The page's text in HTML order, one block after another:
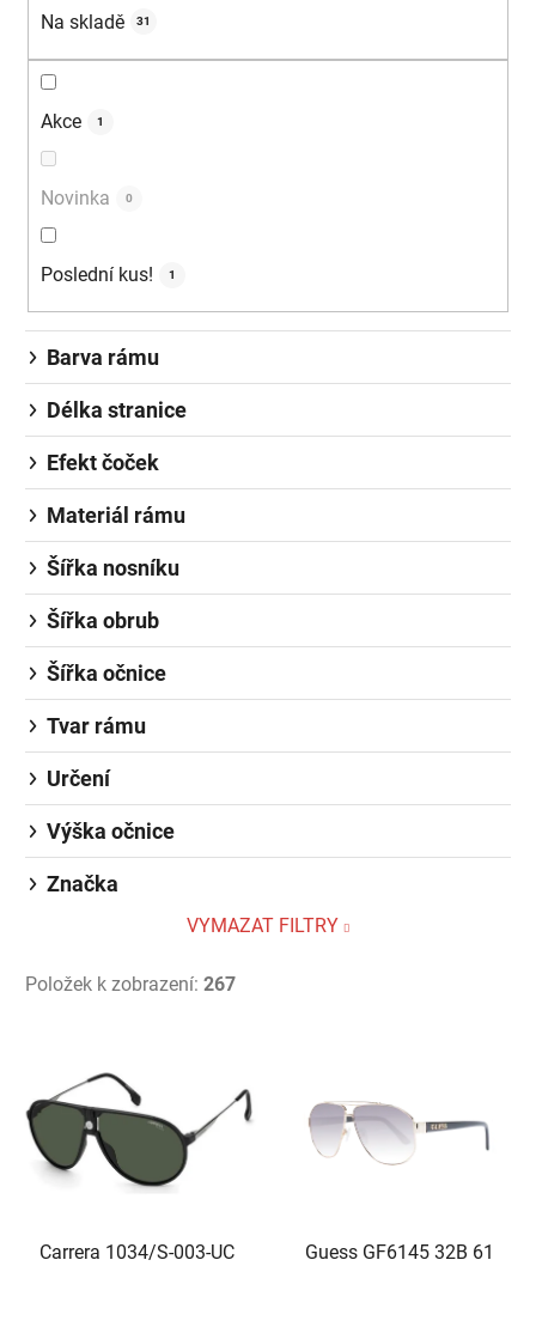
Na skladě 31
Akce 1
Novinka 0
Poslední kus! 1
Barva rámu
Délka stranice
Efekt čoček
Materiál rámu
Šířka nosníku
Šířka obrub
Šířka očnice
Tvar rámu
Určení
Výška očnice
Značka
VYMAZAT FILTRY
Položek k zobrazení: 267
Carrera 1034/S-003-UC Guess GF6145 32B 61